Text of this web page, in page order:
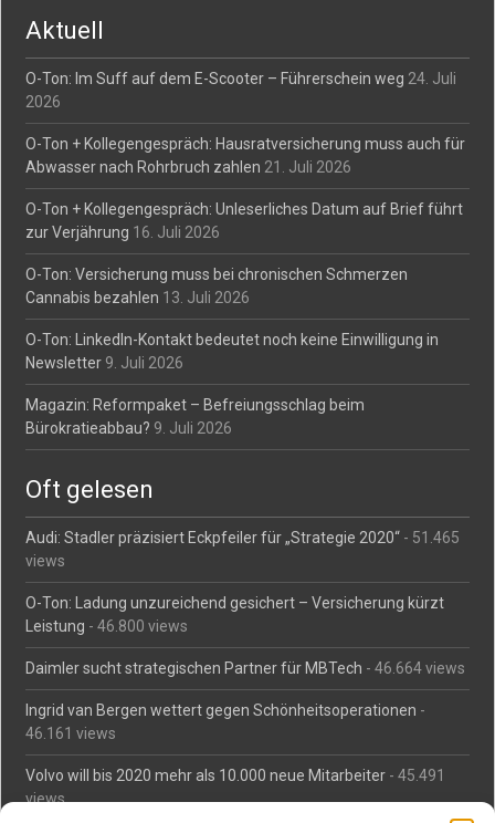
Aktuell
O-Ton: Im Suff auf dem E-Scooter – Führerschein weg 24. Juli
2026
O-Ton + Kollegengespräch: Hausratversicherung muss auch für
Abwasser nach Rohrbruch zahlen 21. Juli 2026
O-Ton + Kollegengespräch: Unleserliches Datum auf Brief führt
zur Verjährung 16. Juli 2026
O-Ton: Versicherung muss bei chronischen Schmerzen
Cannabis bezahlen 13. Juli 2026
O-Ton: LinkedIn-Kontakt bedeutet noch keine Einwilligung in
Newsletter 9. Juli 2026
Magazin: Reformpaket – Befreiungsschlag beim
Bürokratieabbau? 9. Juli 2026
Oft gelesen
Audi: Stadler präzisiert Eckpfeiler für „Strategie 2020“ - 51.465
views
O-Ton: Ladung unzureichend gesichert – Versicherung kürzt
Leistung - 46.800 views
Daimler sucht strategischen Partner für MBTech - 46.664 views
Ingrid van Bergen wettert gegen Schönheitsoperationen -
46.161 views
Volvo will bis 2020 mehr als 10.000 neue Mitarbeiter - 45.491
views